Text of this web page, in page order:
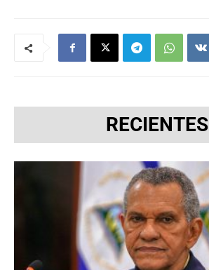
RECIENTES